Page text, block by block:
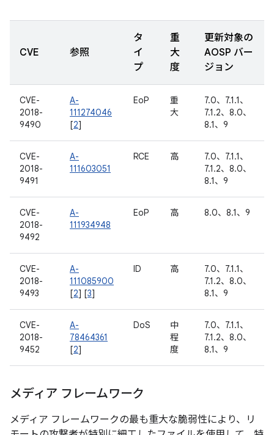
CVE 参照
タ
イ
プ
重
大
度
更新対象の
AOSP バー
ジョン
CVE-
2018-
9490
A-
111274046
[2]
EoP
重
大
7.0、7.1.1、
7.1.2、8.0、
8.1、9
CVE-
2018-
9491
A-
111603051
RCE 高
7.0、7.1.1、
7.1.2、8.0、
8.1、9
CVE-
2018-
9492
A-
111934948
EoP 高 8.0、8.1、9
CVE-
2018-
9493
A-
111085900
[2] [3]
ID 高
7.0、7.1.1、
7.1.2、8.0、
8.1、9
CVE-
2018-
9452
A-
78464361
[2]
DoS
中
程
度
7.0、7.1.1、
7.1.2、8.0、
8.1、9
メディア フレームワーク
メディア フレームワークの最も重大な脆弱性により、リ